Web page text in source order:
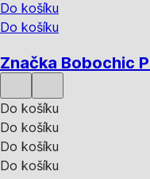
Do košíku
Do košíku
Značka Bobochic
Do košíku
Do košíku
Do košíku
Do košíku